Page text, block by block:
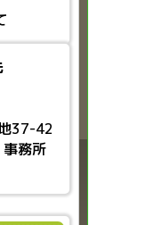
37-42
務所